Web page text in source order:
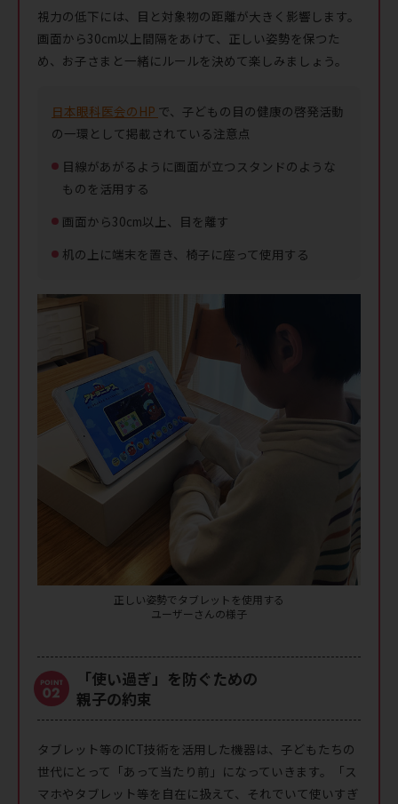
視力の低下には、目と対象物の距離が大きく影響します。
画面から30cm以上間隔をあけて、正しい姿勢を保つた
め、お子さまと一緒にルールを決めて楽しみましょう。
正しい姿勢でタブレットを使用する
ユーザーさんの様子
日本眼科医会のHP で、子どもの目の健康の啓発活動
の一環として掲載されている注意点
目線があがるように画面が立つスタンドのような
ものを活用する
画面から30cm以上、目を離す
机の上に端末を置き、椅子に座って使用する
「使い過ぎ」を防ぐための
親子の約束
タブレット等のICT技術を活用した機器は、子どもたちの
世代にとって「あって当たり前」になっていきます。「ス
マホやタブレット等を自在に扱えて、それでいて使いすぎ